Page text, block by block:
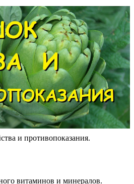
и противопоказания.
витаминов и минералов.